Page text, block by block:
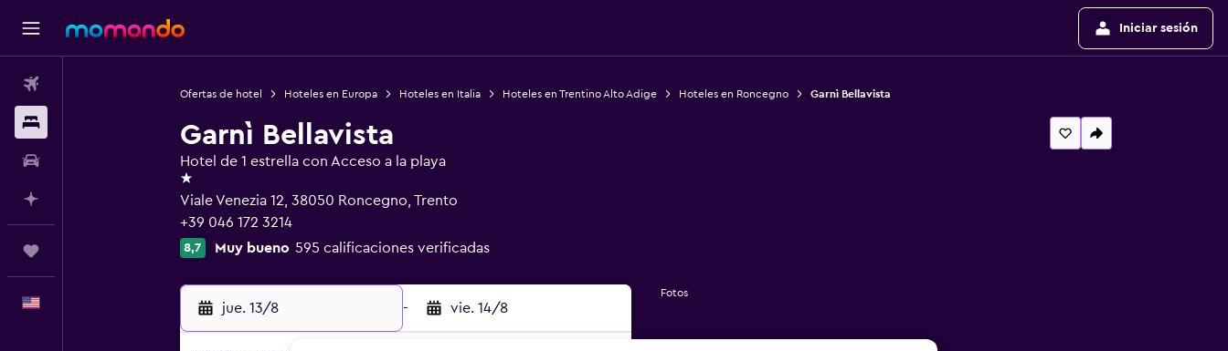
Iniciar sesión
Ofertas de hotel Hoteles en Europa Hoteles en Italia Hoteles en Trentino Alto Adige Hoteles en Roncegno Garnì Bellavista
Garnì Bellavista
Hotel de 1 estrella con Acceso a la playa
1 estrella
Viale Venezia 12, 38050 Roncegno, Trento
+39 046 172 3214
8,7 Muy bueno 595 calificaciones verificadas
jue. 13/8 - vie. 14/8
Fotos